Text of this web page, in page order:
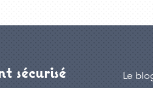
sécurisé
Le